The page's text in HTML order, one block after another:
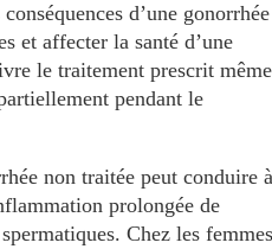
d’une gonorrhée
et affecter la santé d’une
le traitement prescrit
pendant le
non traitée peut conduire à
prolongée de
Chez les